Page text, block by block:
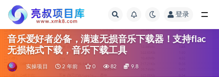
登录
音乐爱好者必备，满速无损音乐下载器！支持flac
无损格式下载，音乐下载工具
实操项目 2 年前 0 82 9.8